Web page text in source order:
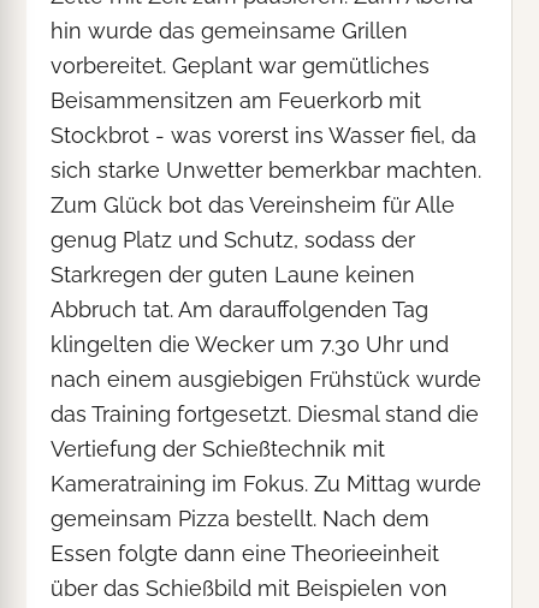
hin wurde das gemeinsame Grillen
vorbereitet. Geplant war gemütliches
Beisammensitzen am Feuerkorb mit
Stockbrot - was vorerst ins Wasser fiel, da
sich starke Unwetter bemerkbar machten.
Zum Glück bot das Vereinsheim für Alle
genug Platz und Schutz, sodass der
Starkregen der guten Laune keinen
Abbruch tat. Am darauffolgenden Tag
klingelten die Wecker um 7.30 Uhr und
nach einem ausgiebigen Frühstück wurde
das Training fortgesetzt. Diesmal stand die
Vertiefung der Schießtechnik mit
Kameratraining im Fokus. Zu Mittag wurde
gemeinsam Pizza bestellt. Nach dem
Essen folgte dann eine Theorieeinheit
über das Schießbild mit Beispielen von